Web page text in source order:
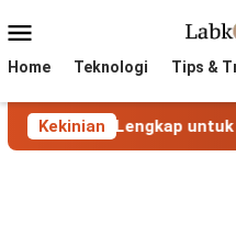
to
Menu
Home Teknologi Tips &
Kekinian
Lengkap untuk